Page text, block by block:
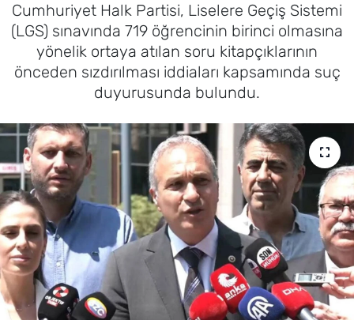
Cumhuriyet Halk Partisi, Liselere Geçiş Sistemi
(LGS) sınavında 719 öğrencinin birinci olmasına
yönelik ortaya atılan soru kitapçıklarının
önceden sızdırılması iddiaları kapsamında suç
duyurusunda bulundu.
EĞİTİM
SAĞLIK
MAGAZİN
Tüm Manşetler
Son Dakika Haberleri